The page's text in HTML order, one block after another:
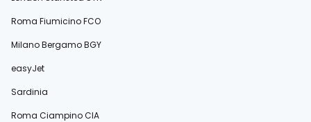
Roma Fiumicino FCO
Milano Bergamo BGY
easyJet
Sardinia
Roma Ciampino CIA